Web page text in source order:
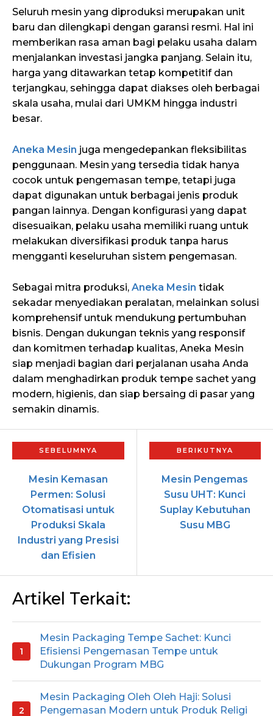
Seluruh mesin yang diproduksi merupakan unit
baru dan dilengkapi dengan garansi resmi. Hal ini
memberikan rasa aman bagi pelaku usaha dalam
menjalankan investasi jangka panjang. Selain itu,
harga yang ditawarkan tetap kompetitif dan
terjangkau, sehingga dapat diakses oleh berbagai
skala usaha, mulai dari UMKM hingga industri
besar.
Aneka Mesin juga mengedepankan fleksibilitas
penggunaan. Mesin yang tersedia tidak hanya
cocok untuk pengemasan tempe, tetapi juga
dapat digunakan untuk berbagai jenis produk
pangan lainnya. Dengan konfigurasi yang dapat
disesuaikan, pelaku usaha memiliki ruang untuk
melakukan diversifikasi produk tanpa harus
mengganti keseluruhan sistem pengemasan.
Sebagai mitra produksi, Aneka Mesin tidak
sekadar menyediakan peralatan, melainkan solusi
komprehensif untuk mendukung pertumbuhan
bisnis. Dengan dukungan teknis yang responsif
dan komitmen terhadap kualitas, Aneka Mesin
siap menjadi bagian dari perjalanan usaha Anda
dalam menghadirkan produk tempe sachet yang
modern, higienis, dan siap bersaing di pasar yang
semakin dinamis.
Mesin Kemasan
Permen: Solusi
Otomatisasi untuk
Produksi Skala
Industri yang Presisi
dan Efisien
Mesin Pengemas
Susu UHT: Kunci
Suplay Kebutuhan
Susu MBG
Artikel Terkait:
Mesin Packaging Tempe Sachet: Kunci
Efisiensi Pengemasan Tempe untuk
Dukungan Program MBG
Mesin Packaging Oleh Oleh Haji: Solusi
Pengemasan Modern untuk Produk Religi